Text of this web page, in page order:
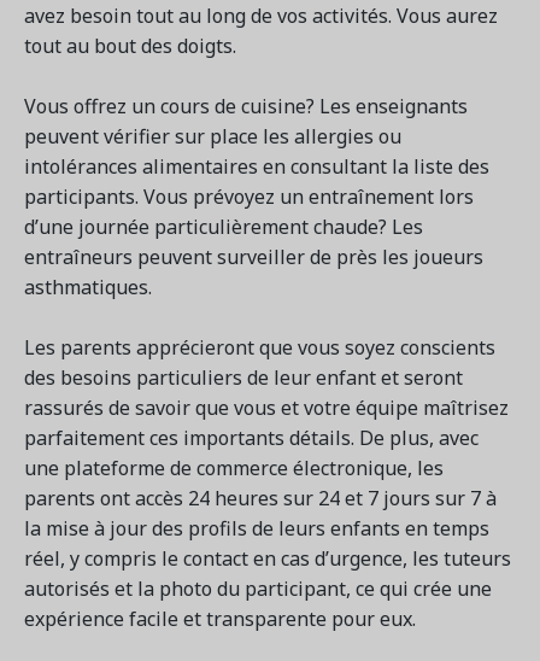
avez besoin tout au long de vos activités. Vous aurez
tout au bout des doigts.
Vous offrez un cours de cuisine? Les enseignants
peuvent vérifier sur place les allergies ou
intolérances alimentaires en consultant la liste des
participants. Vous prévoyez un entraînement lors
d’une journée particulièrement chaude? Les
entraîneurs peuvent surveiller de près les joueurs
asthmatiques.
Les parents apprécieront que vous soyez conscients
des besoins particuliers de leur enfant et seront
rassurés de savoir que vous et votre équipe maîtrisez
parfaitement ces importants détails. De plus, avec
une plateforme de commerce électronique, les
parents ont accès 24 heures sur 24 et 7 jours sur 7 à
la mise à jour des profils de leurs enfants en temps
réel, y compris le contact en cas d’urgence, les tuteurs
autorisés et la photo du participant, ce qui crée une
expérience facile et transparente pour eux.